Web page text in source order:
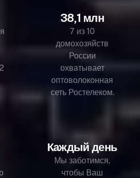
38,1 млн
7 из 10
домохозяйств
России
охватывает
оптоволоконная
сеть Ростелеком.
Каждый день
Мы заботимся,
чтобы Ваш